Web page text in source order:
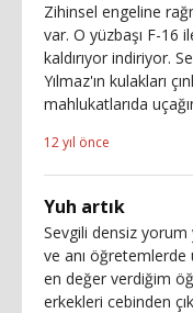
Zihinsel engeline
var. O yüzbaşı F-16
kaldırıyor indiriyor.
Yılmaz'ın kulakları
mahlukatlarıda
12 yıl önce
Yuh artık
Sevgili densiz
ve anı öğretemlerde
en değer verdiğim
erkekleri cebinden